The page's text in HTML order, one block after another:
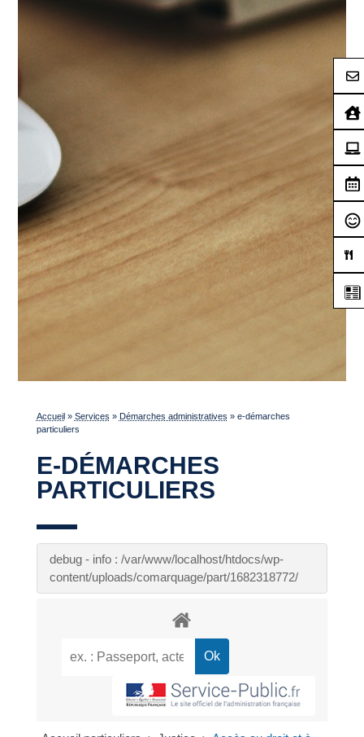
Accueil » Services » Démarches administratives » e-démarches
particuliers
E-DÉMARCHES
PARTICULIERS
debug - info : /var/www/localhost/htdocs/wp-
content/uploads/comarquage/part/1682318772/